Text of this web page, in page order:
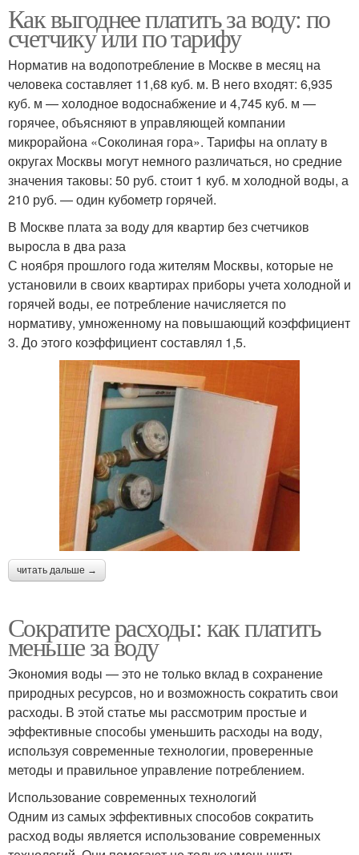
Как выгоднее платить за воду: по
счетчику или по тарифу
Норматив на водопотребление в Москве в месяц на
человека составляет 11,68 куб. м. В него входят: 6,935
куб. м — холодное водоснабжение и 4,745 куб. м —
горячее, объясняют в управляющей компании
микрорайона «Соколиная гора». Тарифы на оплату в
округах Москвы могут немного различаться, но средние
значения таковы: 50 руб. стоит 1 куб. м холодной воды, а
210 руб. — один кубометр горячей.
В Москве плата за воду для квартир без счетчиков
выросла в два раза
С ноября прошлого года жителям Москвы, которые не
установили в своих квартирах приборы учета холодной и
горячей воды, ее потребление начисляется по
нормативу, умноженному на повышающий коэффициент
3. До этого коэффициент составлял 1,5.
читать дальше →
Сократите расходы: как платить
меньше за воду
Экономия воды — это не только вклад в сохранение
природных ресурсов, но и возможность сократить свои
расходы. В этой статье мы рассмотрим простые и
эффективные способы уменьшить расходы на воду,
используя современные технологии, проверенные
методы и правильное управление потреблением.
Использование современных технологий
Одним из самых эффективных способов сократить
расход воды является использование современных